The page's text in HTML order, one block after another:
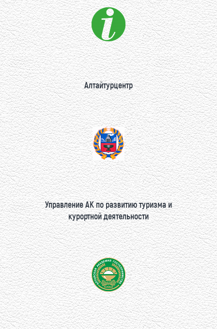
Алтайтурцентр
Управление АК по развитию туризма и
курортной деятельности